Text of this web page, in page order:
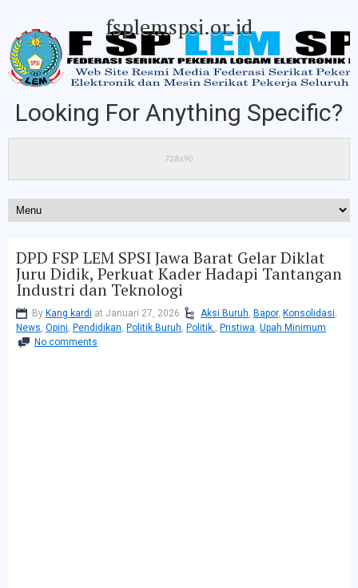
fsplemspsi.or.id
Looking For Anything Specific?
DPD FSP LEM SPSI Jawa Barat Gelar Diklat
Juru Didik, Perkuat Kader Hadapi Tantangan
Industri dan Teknologi
By Kang kardi at Januari 27, 2026 Aksi Buruh, Bapor, Konsolidasi,
News, Opini, Pendidikan, Politik Buruh, Politik., Pristiwa, Upah Minimum
No comments